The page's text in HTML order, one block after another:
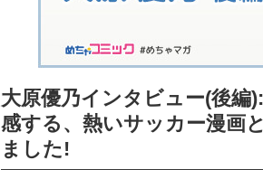
大原優乃インタビュー(後編
感する、熱いサッカー漫画
ました!